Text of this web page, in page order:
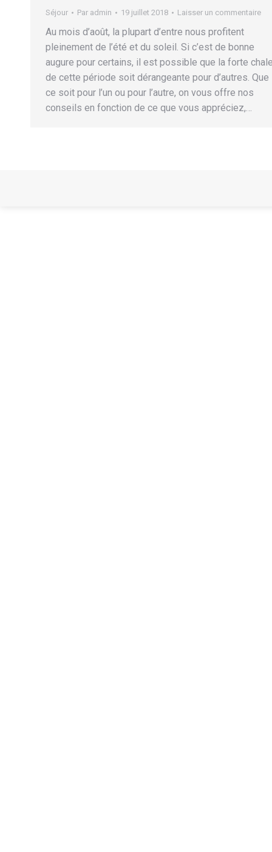
Séjour Par admin 19 juillet 2018 Laisser un commentaire
Au mois d’août, la plupart d’entre nous profitent
pleinement de l’été et du soleil. Si c’est de bonne
augure pour certains, il est possible que la forte
de cette période soit dérangeante pour d’autres. Que
ce soit pour l’un ou pour l’autre, on vous offre nos
conseils en fonction de ce que vous appréciez,…